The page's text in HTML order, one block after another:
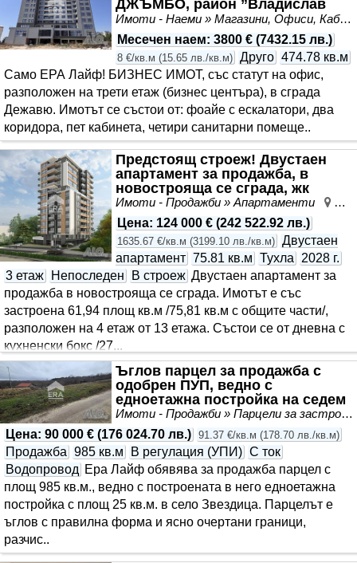
ДЖЪМБО, район ”Владислав
Варненчик”, Варна
Имоти - Наеми » Магазини, Офиси, Кабинети, Салони
Месечен наем: 3800 € (7432.15 лв.)
8 €/кв.м (15.65 лв./кв.м) Друго 474.78 кв.м
Само ЕРА Лайф! БИЗНЕС ИМОТ, със статут на офис,
разположен на трети етаж (бизнес центъра), в сграда
Дежавю. Имотът се състои от: фоайе с ескалатори, два
коридора, пет кабинета, четири санитарни помеще..
Предстоящ строеж! Двустаен
апартамент за продажба, в
новострояща се сграда, жк
Възраждане 4, Варна
Имоти - Продажби » Апартаменти
Цена: 124 000 € (242 522.92 лв.)
1635.67 €/кв.м (3199.10 лв./кв.м) Двустаен
апартамент 75.81 кв.м Тухла
2028 г.
3 етаж
Непоследен В строеж Двустаен апартамент за
продажба в новострояща се сграда. Имотът е със
застроена 61,94 площ кв.м /75,81 кв.м с общите части/,
разположен на 4 етаж от 13 етажа. Състои се от дневна с
кухненски бокс /27,..
Ъглов парцел за продажба с
одобрен ПУП, ведно с
едноетажна постройка на седем
минути от град Варна в..
Имоти - Продажби » Парцели за застрояване, Инвестиционни проекти
Цена: 90 000 € (176 024.70 лв.) 91.37 €/кв.м (178.70 лв./кв.м)
Продажба 985 кв.м В регулация (УПИ) С ток
Водопровод Ера Лайф обявява за продажба парцел с
площ 985 кв.м., ведно с построената в него едноетажна
постройка с площ 25 кв.м. в село Звездица. Парцелът е
ъглов с правилна форма и ясно очертани граници,
разчис..